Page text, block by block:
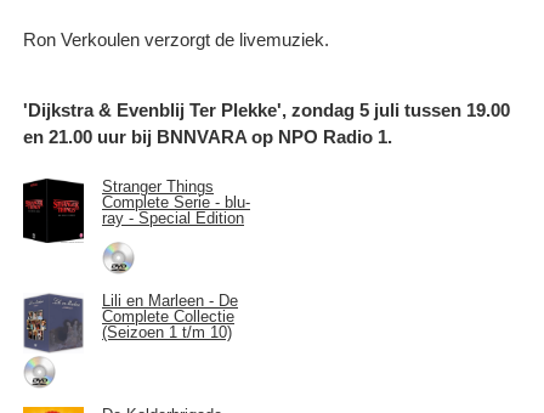
Ron Verkoulen verzorgt de livemuziek.
'Dijkstra & Evenblij Ter Plekke', zondag 5 juli tussen 19.00
en 21.00 uur bij BNNVARA op NPO Radio 1.
Stranger Things
Complete Serie - blu-
ray - Special Edition
Lili en Marleen - De
Complete Collectie
(Seizoen 1 t/m 10)